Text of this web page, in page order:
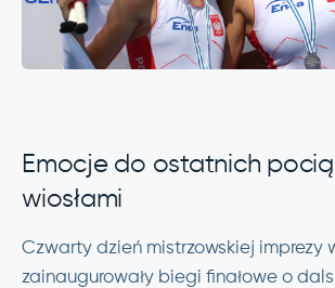
Emocje do ostatnich
wiosłami
Czwarty dzień mistrzowskiej imprezy
zainaugurowały biegi finałowe o